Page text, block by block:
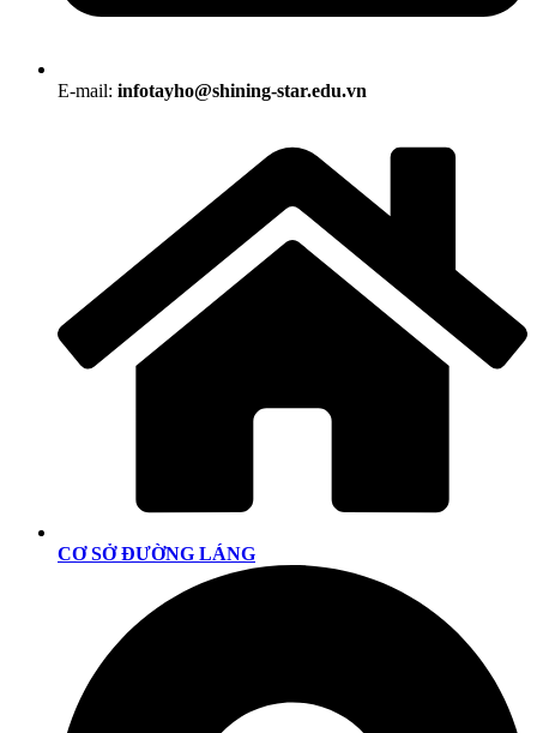
E-mail: infotayho@shining-star.edu.vn
CƠ SỞ ĐƯỜNG LÁNG